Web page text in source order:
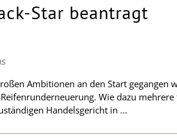
Star beantragt
Ambitionen an den Start gegangen
Wie dazu mehrere
Handelsgericht in …